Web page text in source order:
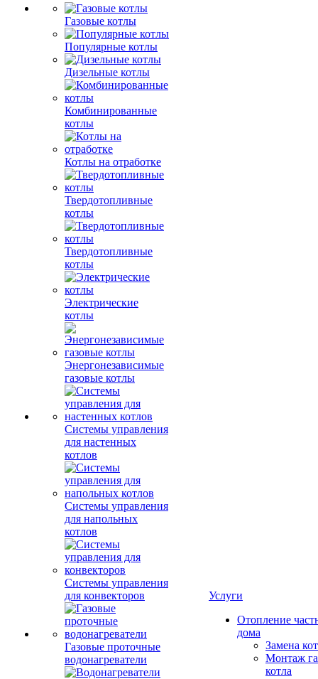
Газовые котлы
Популярные котлы
Дизельные котлы
Комбинированные
котлы
Котлы на отработке
Твердотопливные
котлы
Твердотопливные
котлы
Электрические
котлы
Энергонезависимые
газовые котлы
Системы управления
для настенных
котлов
Системы управления
для напольных
котлов
Системы управления
для конвекторов
Газовые проточные
водонагреватели
Услуги
Отопление
дома
Замена
Монтаж
котла